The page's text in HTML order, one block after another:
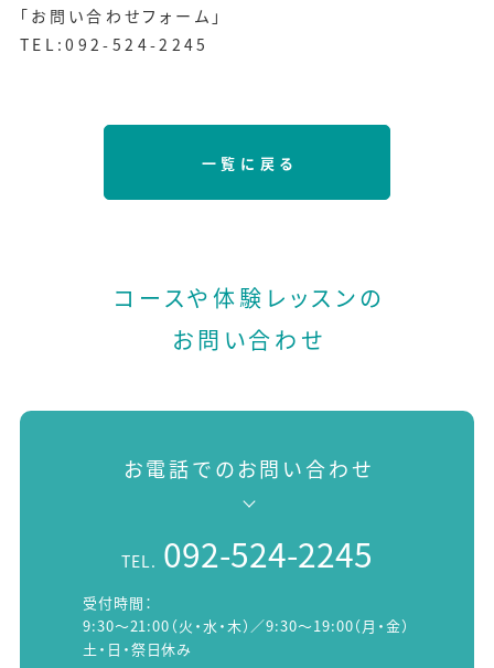
「お問い合わせフォーム」
TEL:092-524-2245
一覧に戻る
コースや体験レッスンの
お問い合わせ
お電話でのお問い合わせ
TEL. 092-524-2245
受付時間：
9:30～21:00（火・水・木）／9:30～19:00（月・金）
土・日・祭日休み